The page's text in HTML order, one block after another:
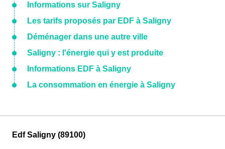
Informations sur Saligny
Les tarifs proposés par EDF à Saligny
Déménager dans une autre ville
Saligny : l'énergie qui y est produite
Informations EDF à Saligny
La consommation en énergie à Saligny
Edf Saligny (89100)